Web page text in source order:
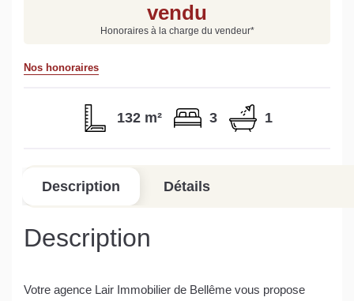
Estimez votre bien en ligne.
en quelques clics.
vendu
Honoraires à la charge du vendeur*
Nos honoraires
132 m² 3 1
Description Détails
Description
Votre agence Lair Immobilier de Bellême vous propose